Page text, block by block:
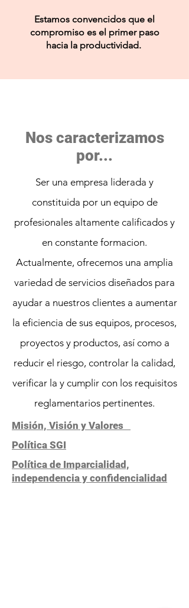
Estamos convencidos que el
compromiso es el primer paso
hacia la productividad.
Nos caracterizamos
por...
Ser una empresa liderada y
constituida por un equipo de
profesionales altamente calificados y
en constante formacion.
Actualmente, ofrecemos una amplia
variedad de servicios diseñados para
ayudar a nuestros clientes a aumentar
la eficiencia de sus equipos, procesos,
proyectos y productos, así como a
reducir el riesgo, controlar la calidad,
verificar la y cumplir con los requisitos
reglamentarios pertinentes.
Misión, Visión y Valores
Política SGI
Política de Imparcialidad,
independencia y confidencialidad